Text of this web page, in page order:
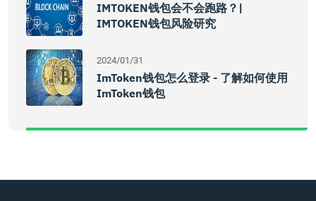
IMTOKEN钱包会不会跑路？|
IMTOKEN钱包风险研究
2024/01/31
ImToken钱包怎么登录 - 了解如何使用
ImToken钱包